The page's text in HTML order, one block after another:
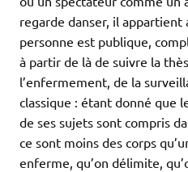
regarde danser, il appartient
personne est publique,
à partir de là de suivre la
l’enfermement, de la
classique : étant donné que
de ses sujets sont compris
ce sont moins des corps
enferme, qu’on délimite,